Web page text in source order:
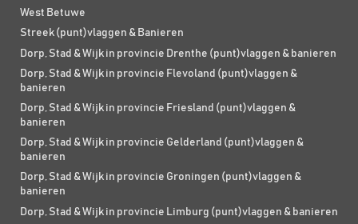
West Betuwe
Streek (punt)vlaggen & Banieren
Dorp, Stad & Wijk in provincie Drenthe (punt)vlaggen & banieren
Dorp, Stad & Wijk in provincie Flevoland (punt)vlaggen &
banieren
Dorp, Stad & Wijk in provincie Friesland (punt)vlaggen &
banieren
Dorp, Stad & Wijk in provincie Gelderland (punt)vlaggen &
banieren
Dorp, Stad & Wijk in provincie Groningen (punt)vlaggen &
banieren
Dorp, Stad & Wijk in provincie Limburg (punt)vlaggen & banieren